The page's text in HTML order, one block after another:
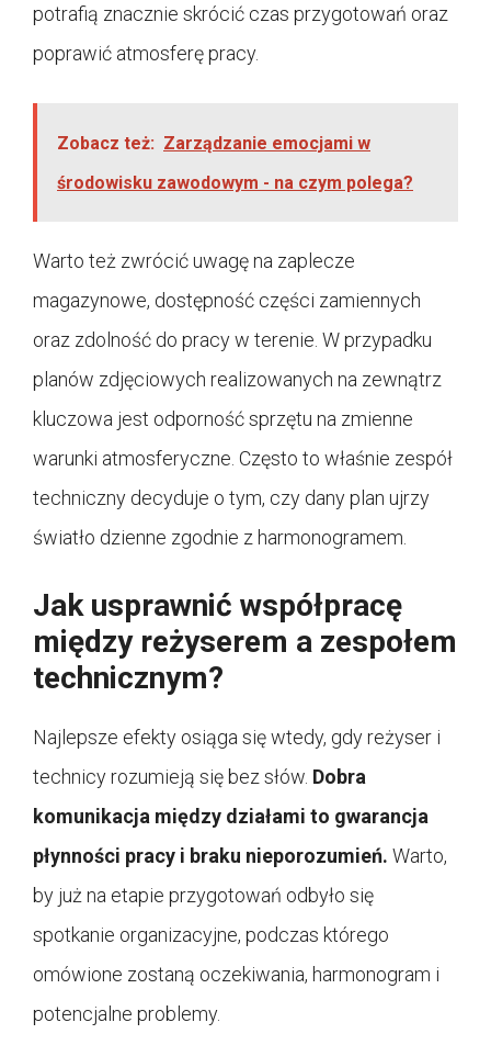
potrafią znacznie skrócić czas przygotowań oraz
poprawić atmosferę pracy.
Zobacz też: Zarządzanie emocjami w
środowisku zawodowym - na czym polega?
Warto też zwrócić uwagę na zaplecze
magazynowe, dostępność części zamiennych
oraz zdolność do pracy w terenie. W przypadku
planów zdjęciowych realizowanych na zewnątrz
kluczowa jest odporność sprzętu na zmienne
warunki atmosferyczne. Często to właśnie zespół
techniczny decyduje o tym, czy dany plan ujrzy
światło dzienne zgodnie z harmonogramem.
Jak usprawnić współpracę
między reżyserem a zespołem
technicznym?
Najlepsze efekty osiąga się wtedy, gdy reżyser i
technicy rozumieją się bez słów. Dobra
komunikacja między działami to gwarancja
płynności pracy i braku nieporozumień. Warto,
by już na etapie przygotowań odbyło się
spotkanie organizacyjne, podczas którego
omówione zostaną oczekiwania, harmonogram i
potencjalne problemy.